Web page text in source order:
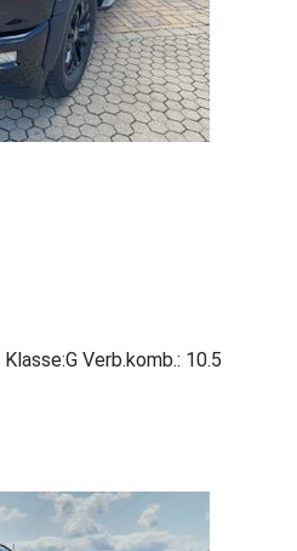
Klasse:G Verb.komb.: 10.5